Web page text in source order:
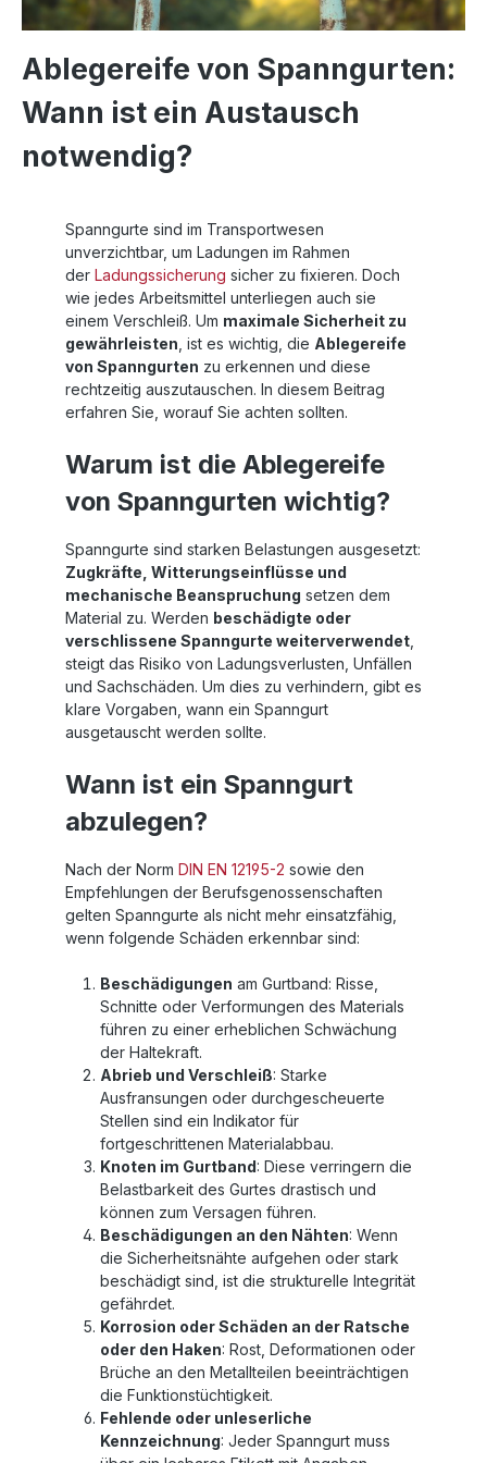
Ablegereife von Spanngurten:
Wann ist ein Austausch
notwendig?
Spanngurte sind im Transportwesen
unverzichtbar, um Ladungen im Rahmen
der Ladungssicherung sicher zu fixieren. Doch
wie jedes Arbeitsmittel unterliegen auch sie
einem Verschleiß. Um maximale Sicherheit zu
gewährleisten, ist es wichtig, die Ablegereife
von Spanngurten zu erkennen und diese
rechtzeitig auszutauschen. In diesem Beitrag
erfahren Sie, worauf Sie achten sollten.
Warum ist die Ablegereife
von Spanngurten wichtig?
Spanngurte sind starken Belastungen ausgesetzt:
Zugkräfte, Witterungseinflüsse und
mechanische Beanspruchung setzen dem
Material zu. Werden beschädigte oder
verschlissene Spanngurte weiterverwendet,
steigt das Risiko von Ladungsverlusten, Unfällen
und Sachschäden. Um dies zu verhindern, gibt es
klare Vorgaben, wann ein Spanngurt
ausgetauscht werden sollte.
Wann ist ein Spanngurt
abzulegen?
Nach der Norm DIN EN 12195-2 sowie den
Empfehlungen der Berufsgenossenschaften
gelten Spanngurte als nicht mehr einsatzfähig,
wenn folgende Schäden erkennbar sind:
Beschädigungen am Gurtband: Risse,
Schnitte oder Verformungen des Materials
führen zu einer erheblichen Schwächung
der Haltekraft.
Abrieb und Verschleiß: Starke
Ausfransungen oder durchgescheuerte
Stellen sind ein Indikator für
fortgeschrittenen Materialabbau.
Knoten im Gurtband : Diese verringern die
Belastbarkeit des Gurtes drastisch und
können zum Versagen führen.
Beschädigungen an den Nähten: Wenn
die Sicherheitsnähte aufgehen oder stark
beschädigt sind, ist die strukturelle Integrität
gefährdet.
Korrosion oder Schäden an der Ratsche
oder den Haken: Rost, Deformationen oder
Brüche an den Metallteilen beeinträchtigen
die Funktionstüchtigkeit.
Fehlende oder unleserliche
Kennzeichnung: Jeder Spanngurt muss